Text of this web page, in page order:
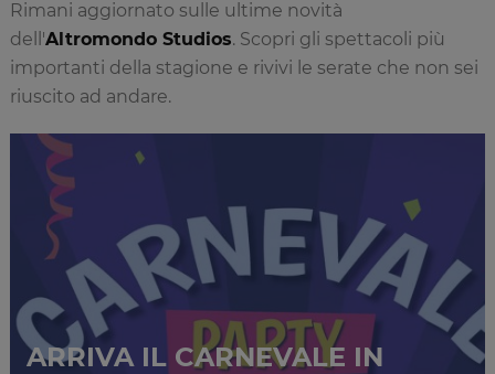
Rimani aggiornato sulle ultime novità
dell'Altromondo Studios. Scopri gli spettacoli più
importanti della stagione e rivivi le serate che non sei
riuscito ad andare.
ARRIVA IL CARNEVALE IN